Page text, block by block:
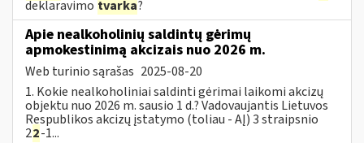
deklaravimo tvarka?
Apie nealkoholinių saldintų gėrimų
apmokestinimą akcizais nuo 2026 m.
Web turinio sąrašas 2025-08-20
1. Kokie nealkoholiniai saldinti gėrimai laikomi akcizų
objektu nuo 2026 m. sausio 1 d.? Vadovaujantis Lietuvos
Respublikos akcizų įstatymo (toliau - AĮ) 3 straipsnio
22-1...